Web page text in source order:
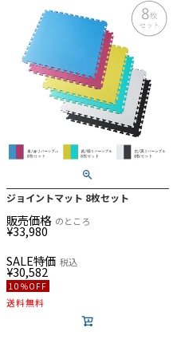
ジョイントマット 8枚セット
販売価格
¥33,980
のところ
SALE特価
¥30,582
税込
10％OFF
送料無料